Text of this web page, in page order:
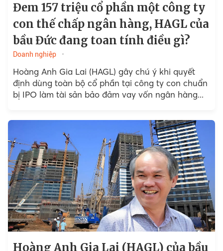
Đem 157 triệu cổ phần một công ty
con thế chấp ngân hàng, HAGL của
bầu Đức đang toan tính điều gì?
Doanh nghiệp
Hoàng Anh Gia Lai (HAGL) gây chú ý khi quyết
định dùng toàn bộ cổ phần tại công ty con chuẩn
bị IPO làm tài sản bảo đảm vay vốn ngân hàng...
Hoàng Anh Gia Lai (HAGL) của bầu